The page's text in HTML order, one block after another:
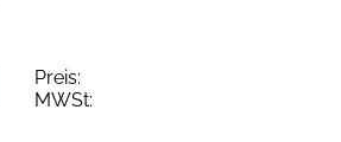
Preis:
MWSt: